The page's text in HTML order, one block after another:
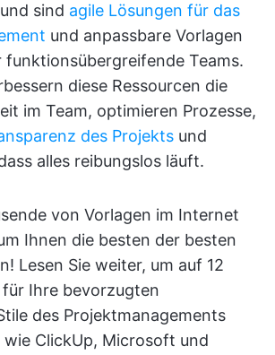
sind agile Lösungen für das
und anpassbare Vorlagen
Teams.
diese Ressourcen die
im Team, optimieren Prozesse,
des Projekts und
alles reibungslos läuft.
von Vorlagen im Internet
Ihnen die besten der besten
Lesen Sie weiter, um auf 12
für Ihre bevorzugten
des Projektmanagements
ClickUp, Microsoft und